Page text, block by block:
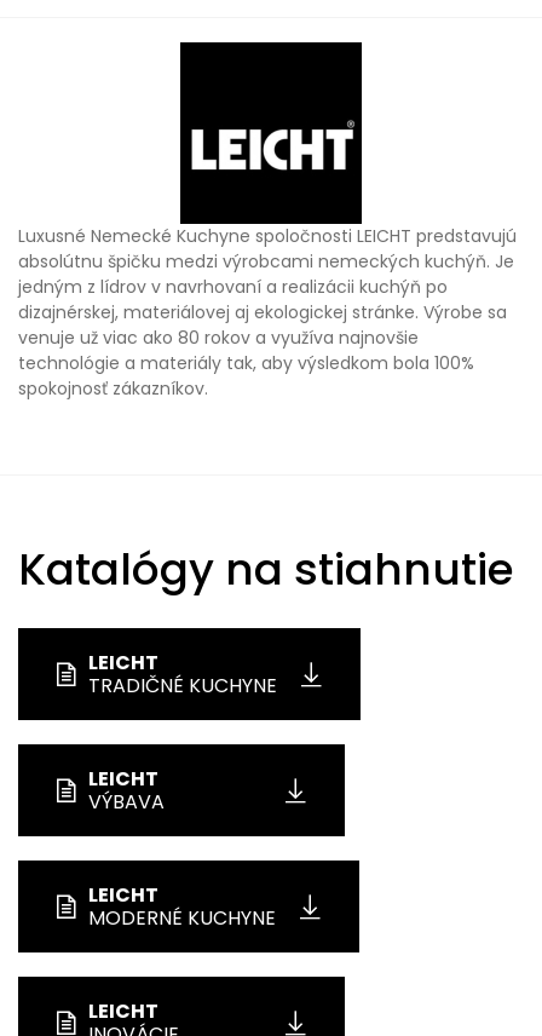
Luxusné Nemecké Kuchyne spoločnosti LEICHT predstavujú
absolútnu špičku medzi výrobcami nemeckých kuchýň. Je
jedným z lídrov v navrhovaní a realizácii kuchýň po
dizajnérskej, materiálovej aj ekologickej stránke. Výrobe sa
venuje už viac ako 80 rokov a využíva najnovšie
technológie a materiály tak, aby výsledkom bola 100%
spokojnosť zákazníkov.
Katalógy na stiahnutie
LEICHT
TRADIČNÉ KUCHYNE
LEICHT
VÝBAVA
LEICHT
MODERNÉ KUCHYNE
LEICHT